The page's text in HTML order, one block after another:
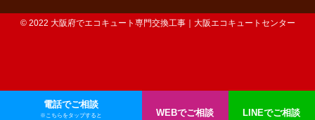
© 2022 大阪府でエコキュート専門交換工事｜大阪エコキュートセンター
電話でご相談
※こちらをタップすると WEBでご相談 LINEでご相談